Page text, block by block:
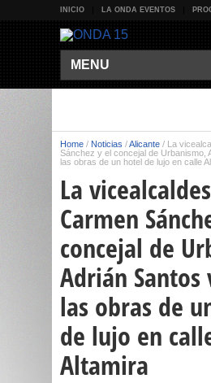
INICIO LA ONDA EVENTOS
MENU
Home / Noticias /Alicante / La
Sánchez y el concejal de Urbanismo,
las obras de un hotel de lujo en calle
La
Carmen
concejal de
Adrián Santos
las obras de
de lujo en
Altamira